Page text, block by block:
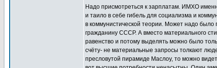
Надо присмотреться к зарплатам. ИМХО
и таило в себе гибель для социализма и
в коммунистической теории. Может надо
гражданину СССР. А вместо материального
равенство и потому выделять можно было
счёту- не материальные запросы толкают
пресловутой пирамиде Маслоу, то можно